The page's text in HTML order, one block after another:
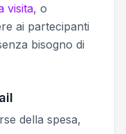
visita, o
ai partecipanti
bisogno di
della spesa,